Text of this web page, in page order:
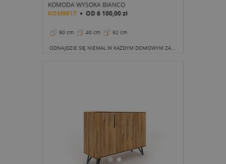
KOMODA WYSOKA BIANCO
KOM9817 OD 6 100,00 zł
90 cm 40 cm 92 cm
ODNAJDZIE SIĘ NIEMAL W KAŻDYM DOMOWYM ZAKĄTKU